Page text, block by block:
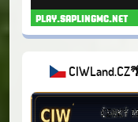
play.saplingmc.net